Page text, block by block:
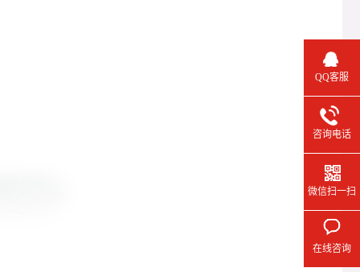
QQ客服
咨询电话
微信扫一扫
在线咨询